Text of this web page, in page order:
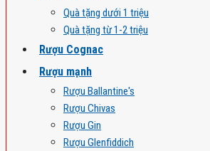
Quà tặng dưới 1 triệu
Quà tặng từ 1-2 triệu
Rượu Cognac
Rượu mạnh
Rượu Ballantine's
Rượu Chivas
Rượu Gin
Rượu Glenfiddich